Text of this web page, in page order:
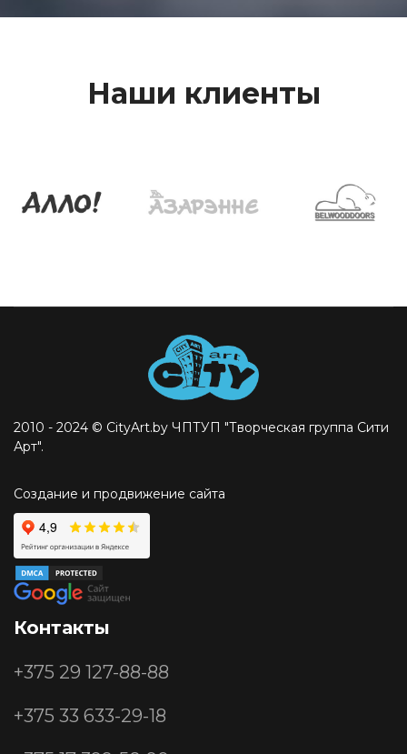
Наши клиенты
2010 - 2024 © CityArt.by ЧПТУП "Творческая группа Сити
Арт".
Создание и продвижение сайта
Контакты
+375 29 127-88-88
+375 33 633-29-18